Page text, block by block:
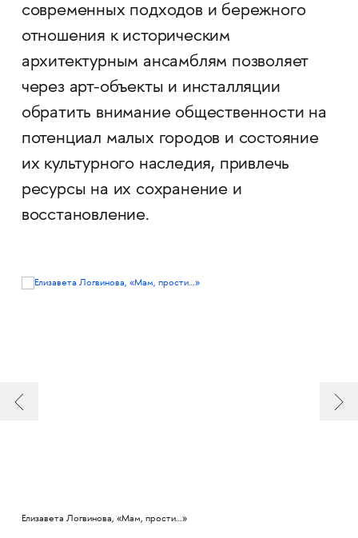
современных подходов и бережного
отношения к историческим
архитектурным ансамблям позволяет
через арт-объекты и инсталляции
обратить внимание общественности на
потенциал малых городов и состояние
их культурного наследия, привлечь
ресурсы на их сохранение и
восстановление.
Елизавета Логвинова, «Мам, прости…»